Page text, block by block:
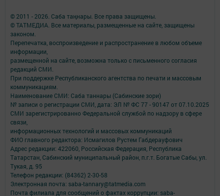
© 2011 - 2026. Саба таңнары. Все права защищены.
© ТАТМЕДИА. Все материалы, размещенные на сайте, защищены
законом.
Перепечатка, воспроизведение и распространение в любом объеме
информации,
размещенной на сайте, возможна только с письменного согласия
редакций СМИ.
При поддержке Республиканского агентства по печати и массовым
коммуникациям.
Наименование СМИ: Саба таннары (Сабинские зори)
№ записи о регистрации СМИ, дата: ЭЛ № ФС 77 - 90147 от 07.10.2025
СМИ зарегистрированно Федеральной службой по надзору в сфере
связи,
информационных технологий и массовых коммуникаций
ФИО главного редактора: Исмагилов Рустем Габдерауфович
Адрес редакции: 422060, Российская Федерация, Республика
Татарстан, Сабинский муниципальный район, п.г.т. Богатые Сабы, ул.
Тукая, д. 95
Телефон редакции: (84362) 2-30-58
Электронная почта: saba-tannary@tatmedia.com
Почта филиала для сообщений о фактах коррупции: saba-